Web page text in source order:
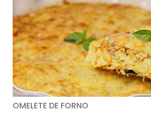
OMELETE DE FORNO